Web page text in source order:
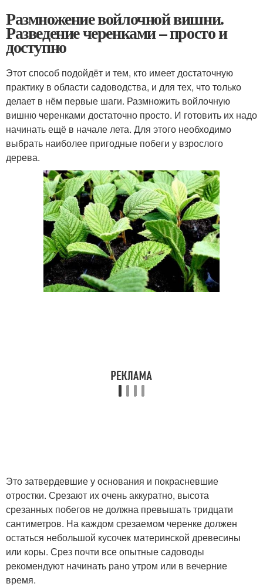
Размножение войлочной вишни.
Разведение черенками – просто и
доступно
Этот способ подойдёт и тем, кто имеет достаточную
практику в области садоводства, и для тех, что только
делает в нём первые шаги. Размножить войлочную
вишню черенками достаточно просто. И готовить их надо
начинать ещё в начале лета. Для этого необходимо
выбрать наиболее пригодные побеги у взрослого
дерева.
Это затвердевшие у основания и покрасневшие
отростки. Срезают их очень аккуратно, высота
срезанных побегов не должна превышать тридцати
сантиметров. На каждом срезаемом черенке должен
остаться небольшой кусочек материнской древесины
или коры. Срез почти все опытные садоводы
рекомендуют начинать рано утром или в вечерние
время.